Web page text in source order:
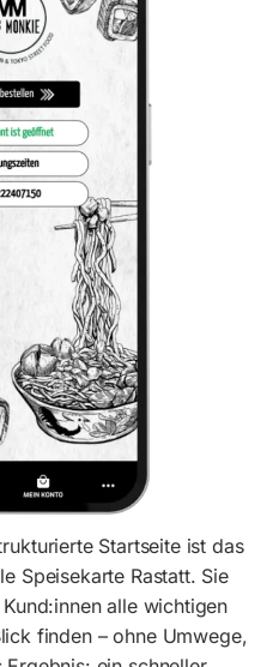
Startseite ist das
Speisekarte Rastatt. Sie
alle wichtigen
finden – ohne Umwege,